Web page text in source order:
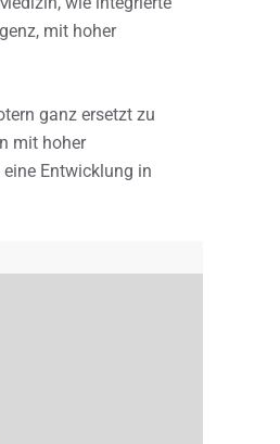
mit hoher
ganz ersetzt zu
mit hoher
Entwicklung in